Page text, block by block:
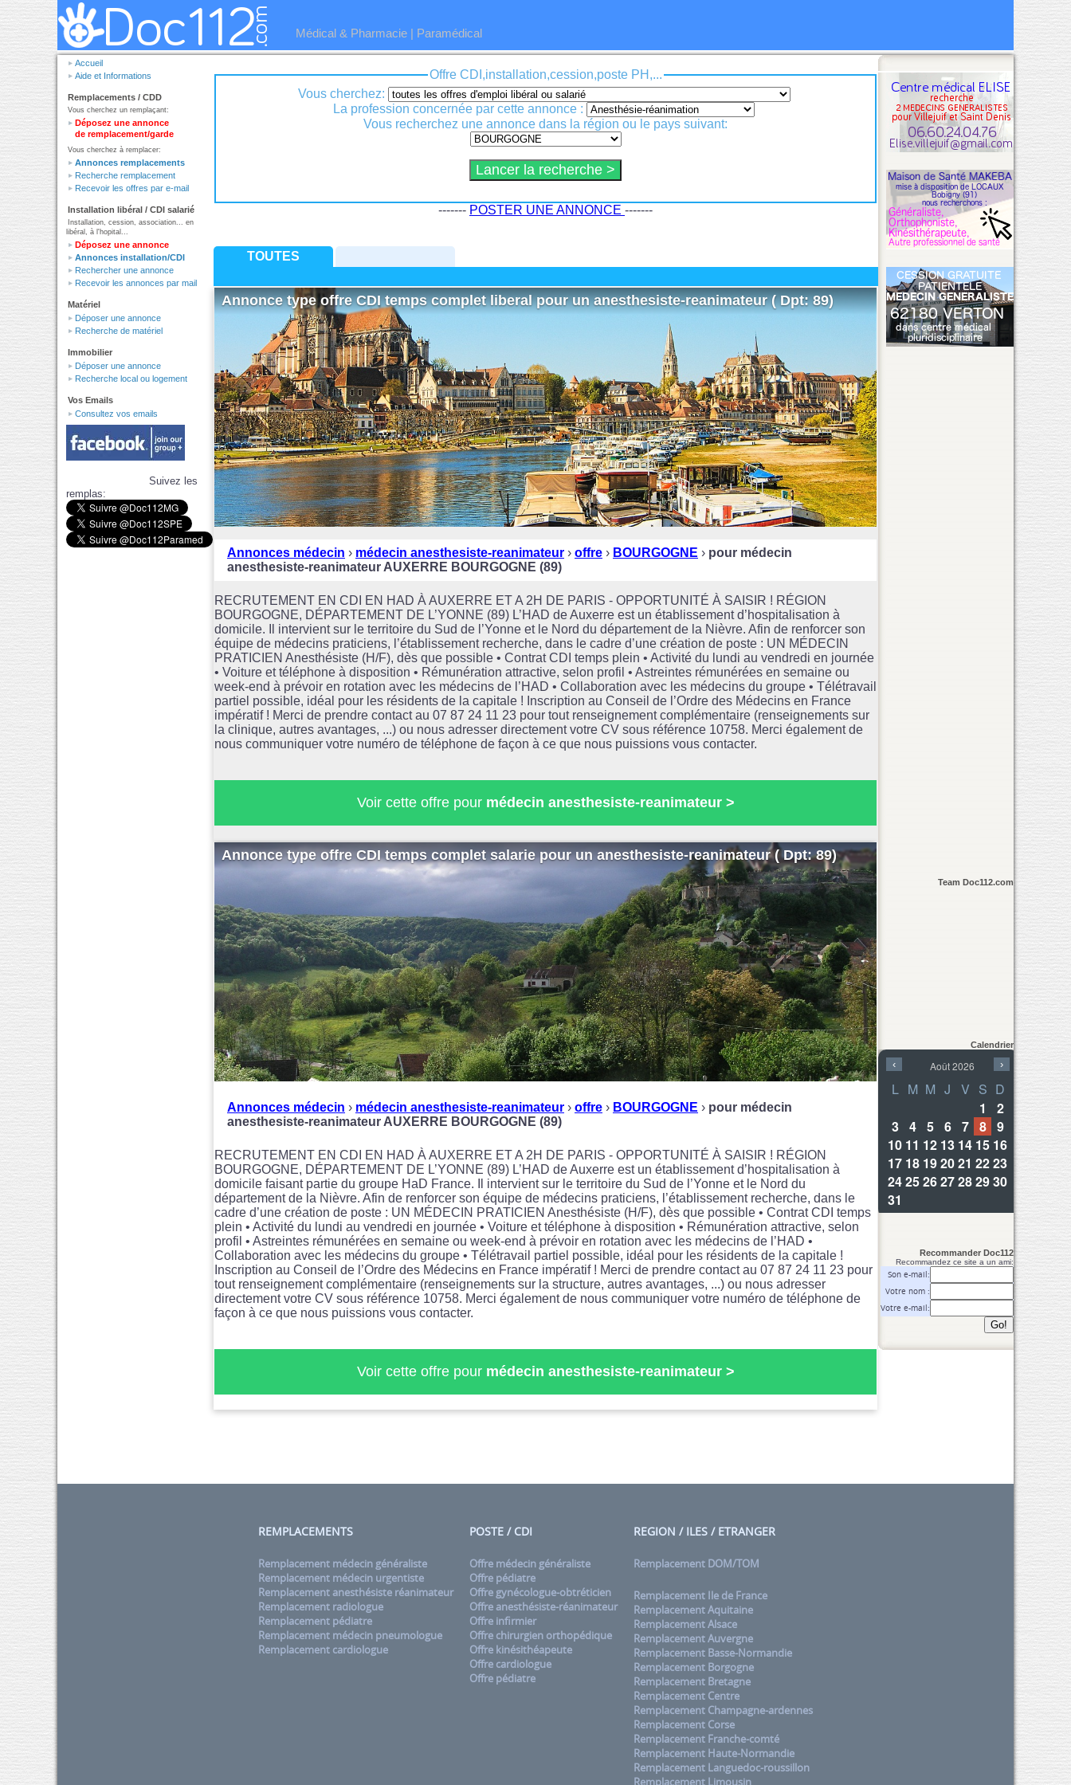
Médical & Pharmacie | Paramédical
Accueil
Aide et Informations
Remplacements / CDD
Vous cherchez un remplaçant:
Déposez une annonce
de remplacement/garde
Vous cherchez à remplacer:
Annonces remplacements
Recherche remplacement
Recevoir les offres par e-mail
Installation libéral / CDI salarié
Installation, cession, association... en
libéral, à l'hopital...
Déposez une annonce
Annonces installation/CDI
Rechercher une annonce
Recevoir les annonces par mail
Matériel
Déposer une annonce
Recherche de matériel
Immobilier
Déposer une annonce
Recherche local ou logement
Vos Emails
Consultez vos emails
Suivez les
remplas:
Offre CDI,installation,cession,poste PH,...
Vous cherchez:
La profession concernée par cette annonce :
Vous recherchez une annonce dans la région ou le pays suivant:
------- POSTER UNE ANNONCE -------
TOUTES
Annonce type offre CDI temps complet liberal pour un anesthesiste-reanimateur ( Dpt: 89)
Annonces médecin › médecin anesthesiste-reanimateur › offre › BOURGOGNE › pour médecin
anesthesiste-reanimateur AUXERRE BOURGOGNE (89)
RECRUTEMENT EN CDI EN HAD À AUXERRE ET A 2H DE PARIS - OPPORTUNITÉ À SAISIR ! RÉGION
BOURGOGNE, DÉPARTEMENT DE L’YONNE (89) L’HAD de Auxerre est un établissement d’hospitalisation à
domicile. Il intervient sur le territoire du Sud de l’Yonne et le Nord du département de la Nièvre. Afin de renforcer son
équipe de médecins praticiens, l’établissement recherche, dans le cadre d’une création de poste : UN MÉDECIN
PRATICIEN Anesthésiste (H/F), dès que possible • Contrat CDI temps plein • Activité du lundi au vendredi en journée
• Voiture et téléphone à disposition • Rémunération attractive, selon profil • Astreintes rémunérées en semaine ou
week-end à prévoir en rotation avec les médecins de l’HAD • Collaboration avec les médecins du groupe • Télétravail
partiel possible, idéal pour les résidents de la capitale ! Inscription au Conseil de l’Ordre des Médecins en France
impératif ! Merci de prendre contact au 07 87 24 11 23 pour tout renseignement complémentaire (renseignements sur
la clinique, autres avantages, ...) ou nous adresser directement votre CV sous référence 10758. Merci également de
nous communiquer votre numéro de téléphone de façon à ce que nous puissions vous contacter.
Voir cette offre pour médecin anesthesiste-reanimateur >
Annonce type offre CDI temps complet salarie pour un anesthesiste-reanimateur ( Dpt: 89)
Annonces médecin › médecin anesthesiste-reanimateur › offre › BOURGOGNE › pour médecin
anesthesiste-reanimateur AUXERRE BOURGOGNE (89)
RECRUTEMENT EN CDI EN HAD À AUXERRE ET A 2H DE PARIS - OPPORTUNITÉ À SAISIR ! RÉGION
BOURGOGNE, DÉPARTEMENT DE L’YONNE (89) L’HAD de Auxerre est un établissement d’hospitalisation à
domicile faisant partie du groupe HaD France. Il intervient sur le territoire du Sud de l’Yonne et le Nord du
département de la Nièvre. Afin de renforcer son équipe de médecins praticiens, l’établissement recherche, dans le
cadre d’une création de poste : UN MÉDECIN PRATICIEN Anesthésiste (H/F), dès que possible • Contrat CDI temps
plein • Activité du lundi au vendredi en journée • Voiture et téléphone à disposition • Rémunération attractive, selon
profil • Astreintes rémunérées en semaine ou week-end à prévoir en rotation avec les médecins de l’HAD •
Collaboration avec les médecins du groupe • Télétravail partiel possible, idéal pour les résidents de la capitale !
Inscription au Conseil de l’Ordre des Médecins en France impératif ! Merci de prendre contact au 07 87 24 11 23 pour
tout renseignement complémentaire (renseignements sur la structure, autres avantages, ...) ou nous adresser
directement votre CV sous référence 10758. Merci également de nous communiquer votre numéro de téléphone de
façon à ce que nous puissions vous contacter.
Voir cette offre pour médecin anesthesiste-reanimateur >
Team Doc112.com
Calendrier
Recommander Doc112
Recommandez ce site a un ami:
Son e-mail:
Votre nom :
Votre e-mail:
REMPLACEMENTS
Remplacement médecin généraliste
Remplacement médecin urgentiste
Remplacement anesthésiste réanimateur
Remplacement radiologue
Remplacement pédiatre
Remplacement médecin pneumologue
Remplacement cardiologue
POSTE / CDI
Offre médecin généraliste
Offre pédiatre
Offre gynécologue-obtréticien
Offre anesthésiste-réanimateur
Offre infirmier
Offre chirurgien orthopédique
Offre kinésithéapeute
Offre cardiologue
Offre pédiatre
REGION / ILES / ETRANGER
Remplacement DOM/TOM
Remplacement Ile de France
Remplacement Aquitaine
Remplacement Alsace
Remplacement Auvergne
Remplacement Basse-Normandie
Remplacement Borgogne
Remplacement Bretagne
Remplacement Centre
Remplacement Champagne-ardennes
Remplacement Corse
Remplacement Franche-comté
Remplacement Haute-Normandie
Remplacement Languedoc-roussillon
Remplacement Limousin